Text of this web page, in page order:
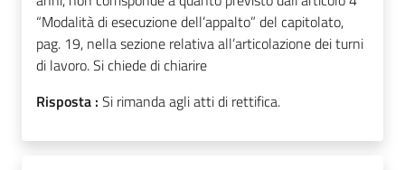
“Modalità di esecuzione dell’appalto” del capitolato,
pag. 19, nella sezione relativa all’articolazione dei turni
di lavoro. Si chiede di chiarire
Risposta : Si rimanda agli atti di rettifica.